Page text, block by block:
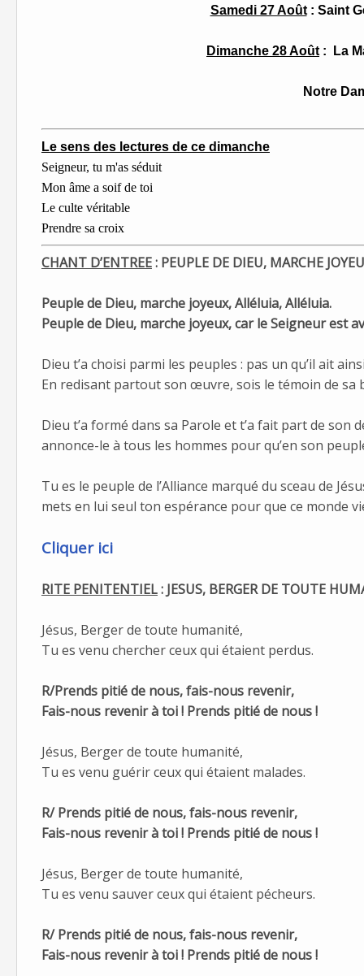
Samedi 27 Août: Saint
Dimanche 28 Août : La
Notre Dame de
Le sens des lectures de ce dimanche
Seigneur, tu m'as séduit
Mon âme a soif de toi
Le culte véritable
Prendre sa croix
CHANT D’ENTREE: PEUPLE DE DIEU, MARCHE
Peuple de Dieu, marche joyeux, Alléluia, Alléluia.
Peuple de Dieu, marche joyeux, car le Seigneur est
Dieu t’a choisi parmi les peuples : pas un qu’il ait
En redisant partout son œuvre, sois le témoin de sa
Dieu t’a formé dans sa Parole et t’a fait part de son
annonce-le à tous les hommes pour qu’en son
Tu es le peuple de l’Alliance marqué du sceau de
mets en lui seul ton espérance pour que ce monde
Cliquer ici
RITE PENITENTIEL: JESUS, BERGER DE TOUTE
Jésus, Berger de toute humanité,
Tu es venu chercher ceux qui étaient perdus.
R/Prends pitié de nous, fais-nous revenir,
Fais-nous revenir à toi ! Prends pitié de nous !
Jésus, Berger de toute humanité,
Tu es venu guérir ceux qui étaient malades.
R/ Prends pitié de nous, fais-nous revenir,
Fais-nous revenir à toi ! Prends pitié de nous !
Jésus, Berger de toute humanité,
Tu es venu sauver ceux qui étaient pécheurs.
R/ Prends pitié de nous, fais-nous revenir,
Fais-nous revenir à toi ! Prends pitié de nous !